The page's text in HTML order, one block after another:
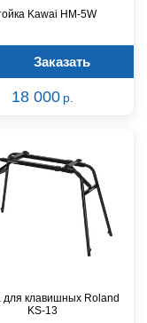
Kawai HM-5W
Заказать
18 000 р.
для клавишных Roland
KS-13